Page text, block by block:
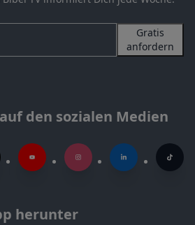
Gratis
anfordern
den sozialen Medien
herunter